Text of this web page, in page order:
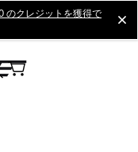
のクレジットを獲得で